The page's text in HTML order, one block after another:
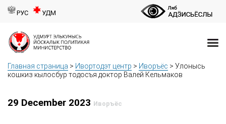
РУС УДМ
Главная страница > Ивортодэт центр > Иворъёс > Улонысь
кошкиз кылосбур тодосъя доктор Валей Кельмаков
29 December 2023 Иворъёс